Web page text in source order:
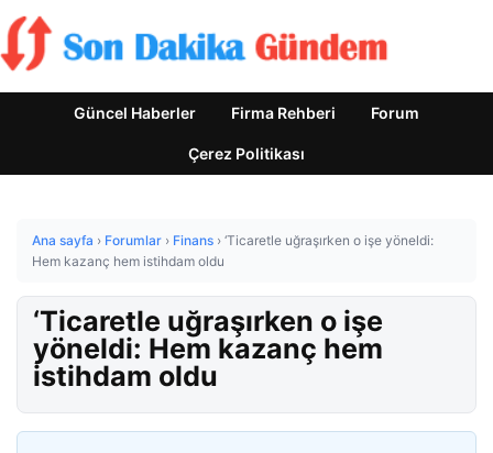
Güncel Haberler Firma Rehberi Forum
Çerez Politikası
Ana sayfa › Forumlar › Finans › ‘Ticaretle uğraşırken o işe yöneldi:
Hem kazanç hem istihdam oldu
‘Ticaretle uğraşırken o işe
yöneldi: Hem kazanç hem
istihdam oldu